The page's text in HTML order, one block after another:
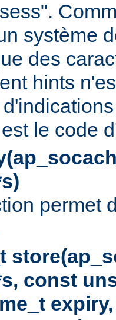
système
des
hints
le code
permet
const